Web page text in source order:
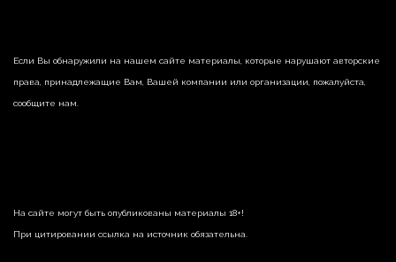
Если Вы обнаружили на нашем сайте материалы, которые нарушают авторские
права, принадлежащие Вам, Вашей компании или организации, пожалуйста,
сообщите нам.
На сайте могут быть опубликованы материалы 18+!
При цитировании ссылка на источник обязательна.